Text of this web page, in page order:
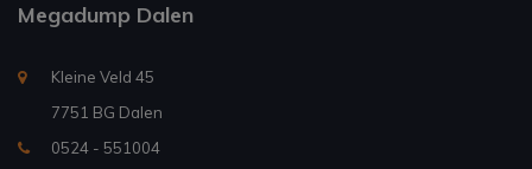
Megadump Dalen
Kleine Veld 45
7751 BG Dalen
0524 - 551004